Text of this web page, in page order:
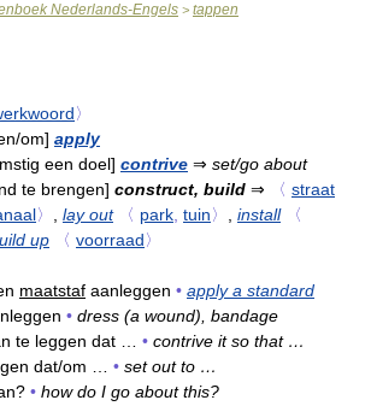
Nederlands-Engels > tappen
〉
om] apply
een doel] contrive ⇒ set/go about
te brengen] construct, build ⇒ 〈 straat
〉 lay out 〈 park tuin〉 install
〈
up 〈 voorraad〉
maatstaf aanleggen • apply a standard
• dress (a wound), bandage
te leggen dat … • contrive it so that …
dat/om … • set out to …
• how do I go about this?